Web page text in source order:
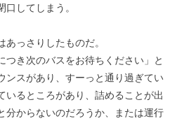
してしまう。
っさりしたものだ。
き次のバスをお待ちください」と
ンスがあり、すーっと通り過ぎてい
いるところがあり、詰めることが出
分からないのだろうか、または運行